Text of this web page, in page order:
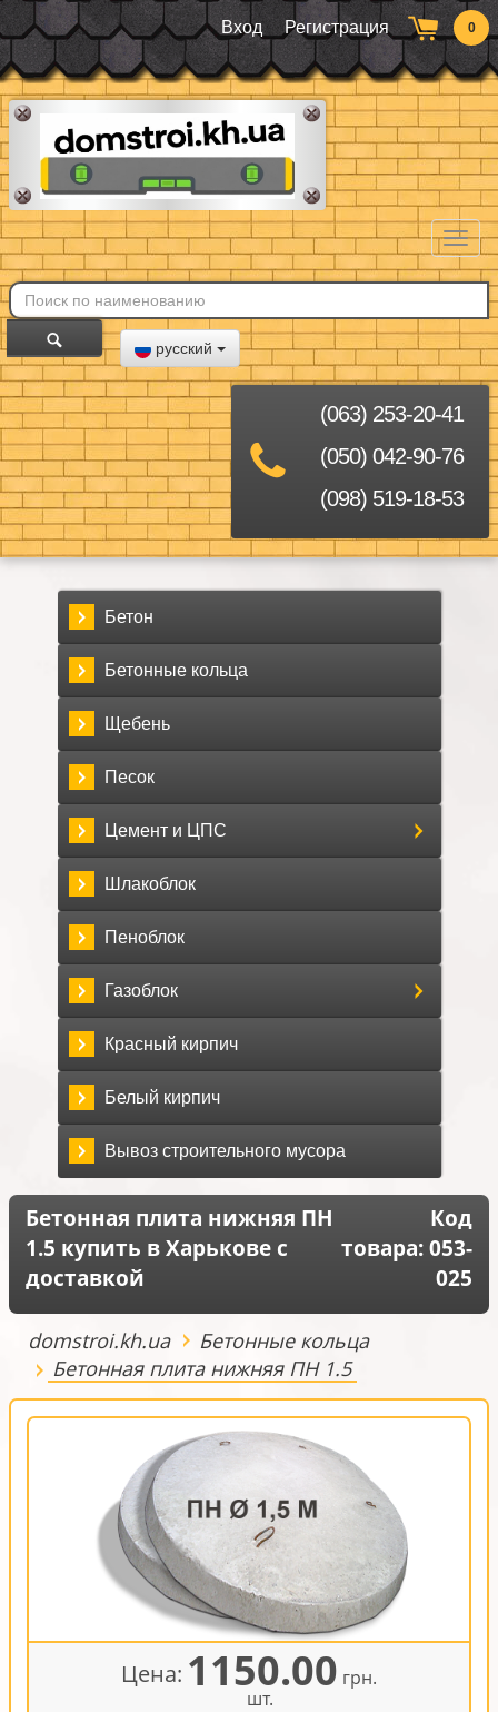
Вход Регистрация 0
русский
(063) 253-20-41
(050) 042-90-76
(098) 519-18-53
Бетон
Бетонные кольца
Щебень
Песок
Цемент и ЦПС
Шлакоблок
Пеноблок
Газоблок
Красный кирпич
Белый кирпич
Вывоз строительного мусора
Бетонная плита нижняя ПН
1.5 купить в Харькове с
доставкой
Код
товара:053-
025
domstroi.kh.ua
Бетонные кольца
Бетонная плита нижняя ПН 1.5
Цена: 1150.00 грн.
шт.